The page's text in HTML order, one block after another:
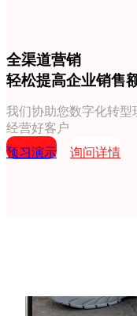
全渠道营销
轻松提高企业销售
我们协助您数字化转型
经营好客户
预习演示
询问详情